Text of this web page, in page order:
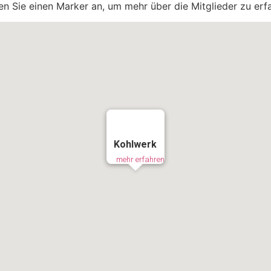
Sie einen Marker an, um mehr über die Mitglieder zu
Kohlwerk
mehr erfahren